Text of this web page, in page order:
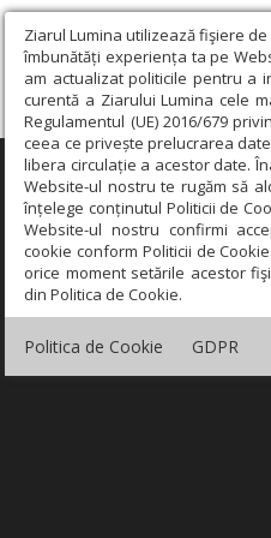
Ziarul Lumina utilizează fişiere
îmbunătăți experiența ta pe
am actualizat politicile pentru a
curentă a Ziarului Lumina cele
Regulamentul (UE) 2016/679
ceea ce privește prelucrarea
libera circulație a acestor date.
Website-ul nostru te rugăm să
înțelege conținutul Politicii de
Website-ul nostru confirmi
cookie conform Politicii de
orice moment setările acestor
din Politica de Cookie.
Politica de Cookie GDPR